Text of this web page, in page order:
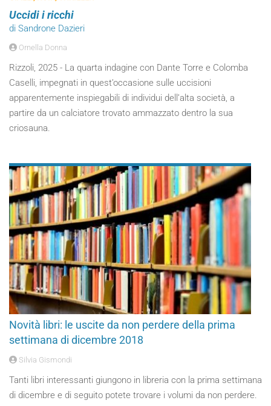
Uccidi i ricchi
di Sandrone Dazieri
Ornella Donna
Rizzoli, 2025 - La quarta indagine con Dante Torre e Colomba
Caselli, impegnati in quest’occasione sulle uccisioni
apparentemente inspiegabili di individui dell’alta società, a
partire da un calciatore trovato ammazzato dentro la sua
criosauna.
Novità libri: le uscite da non perdere della prima
settimana di dicembre 2018
Silvia Gismondi
Tanti libri interessanti giungono in libreria con la prima settimana
di dicembre e di seguito potete trovare i volumi da non perdere.